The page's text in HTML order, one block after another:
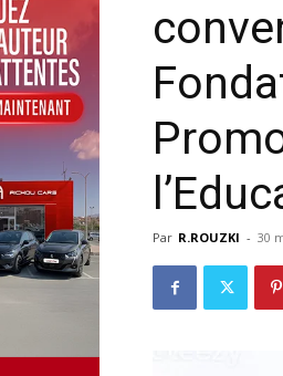
Par R.ROUZKI - 30